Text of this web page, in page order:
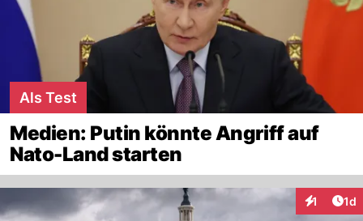
Als Test
Medien: Putin könnte Angriff auf
Nato-Land starten
1 1d